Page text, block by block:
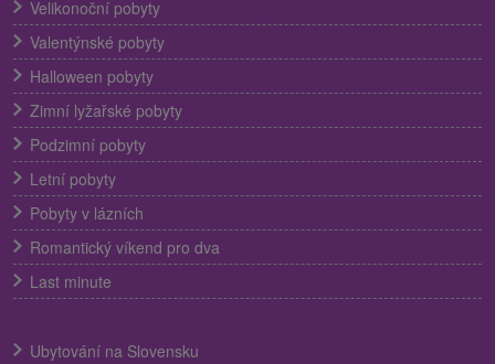
Velikonoční pobyty
Valentýnské pobyty
Halloween pobyty
Zimní lyžařské pobyty
Podzimní pobyty
Letní pobyty
Pobyty v lázních
Romantický víkend pro dva
Last minute
Ubytování na Slovensku